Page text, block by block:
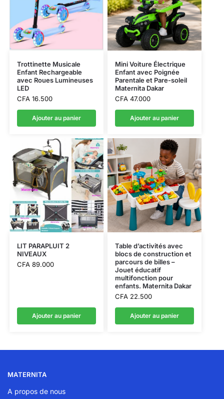
Trottinette Musicale
Enfant Rechargeable
avec Roues Lumineuses
LED
CFA16.500
Ajouter au panier
Mini Voiture Électrique
Enfant avec Poignée
Parentale et Pare-soleil
Maternita Dakar
CFA47.000
Ajouter au panier
LIT PARAPLUIT 2
NIVEAUX
CFA89.000
Ajouter au panier
Table d’activités avec
blocs de construction et
parcours de billes –
Jouet éducatif
multifonction pour
enfants. Maternita Dakar
CFA22.500
Ajouter au panier
MATERNITA
A propos de nous